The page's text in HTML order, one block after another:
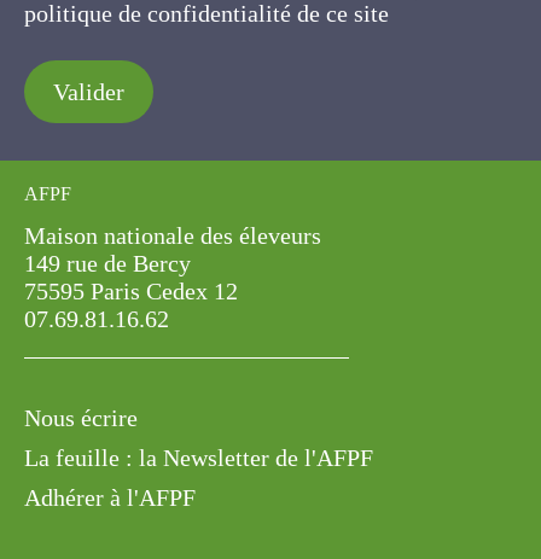
politique de confidentialité de ce site
Valider
AFPF
Maison nationale des éleveurs
149 rue de Bercy
75595 Paris Cedex 12
07.69.81.16.62
Nous écrire
La feuille : la Newsletter de l'AFPF
Adhérer à l'AFPF